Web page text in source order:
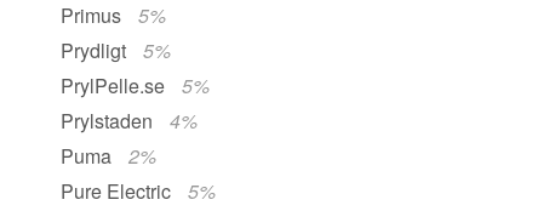
Primus
5%
Prydligt
5%
PrylPelle.se
5%
Prylstaden
4%
Puma
2%
Pure Electric
5%